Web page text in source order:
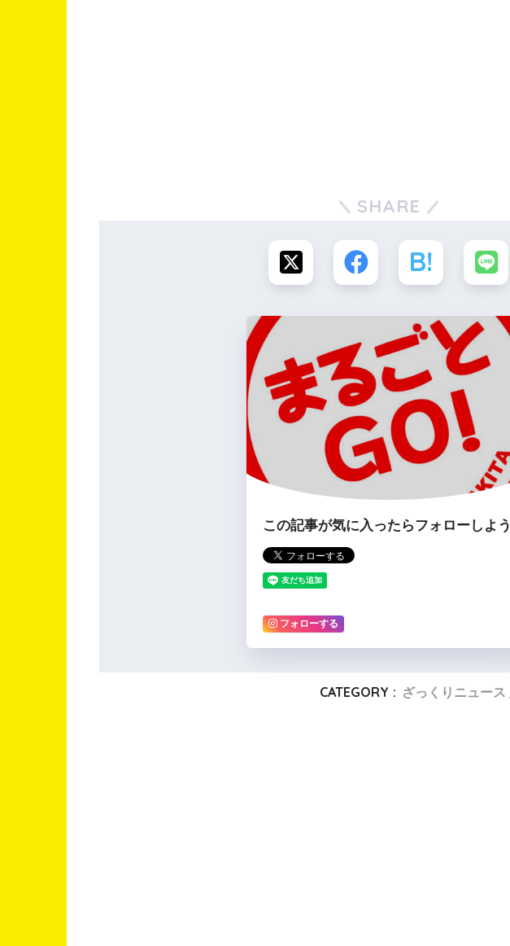
SHARE
この記事が気に入ったらフォローしよう
フォローする
CATEGORY : ざっくりニュース